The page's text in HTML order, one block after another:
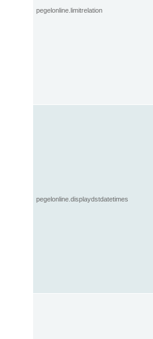
pegelonline.limitrelation
pegelonline.displaydstdatetimes